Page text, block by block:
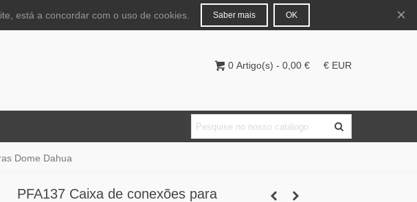
Português
0 Artigo(s) - 0,00 € € EUR
Dome Dahua
PFA137 Caixa de conexões para
está a concordar com o uso de cookies. Saber mais OK ×